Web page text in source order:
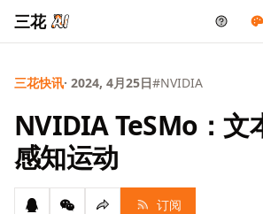
三花
三花快讯· 2024, 4月25日#NVIDIA
NVIDIA TeSMo：文
感知运动
订阅